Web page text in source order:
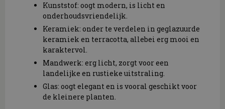
Kunststof: oogt modern, is licht en
onderhoudsvriendelijk.
Keramiek: onder te verdelen in geglazuurde
keramiek en terracotta, allebei erg mooi en
karaktervol.
Mandwerk: erg licht, zorgt voor een
landelijke en rustieke uitstraling.
Glas: oogt elegant en is vooral geschikt voor
de kleinere planten.